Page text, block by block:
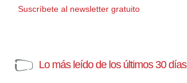
Suscríbete al newsletter gratuito
Lo más leído de los últimos 30 días